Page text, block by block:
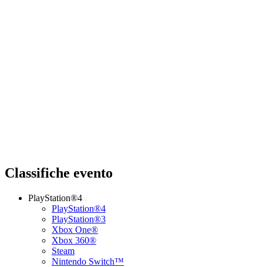
Classifiche evento
PlayStation®4
PlayStation®4
PlayStation®3
Xbox One®
Xbox 360®
Steam
Nintendo Switch™